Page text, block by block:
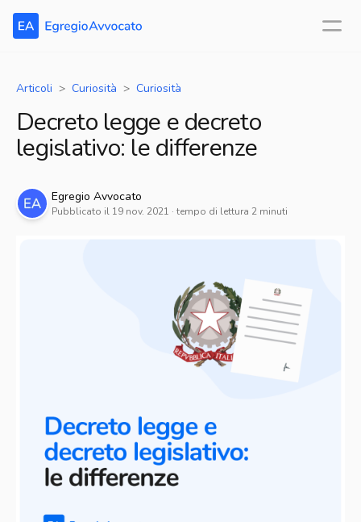
Articoli Curiosità Curiosità
Decreto legge e decreto
legislativo: le differenze
Egregio Avvocato
Pubblicato il 19 nov. 2021 · tempo di lettura 2 minuti